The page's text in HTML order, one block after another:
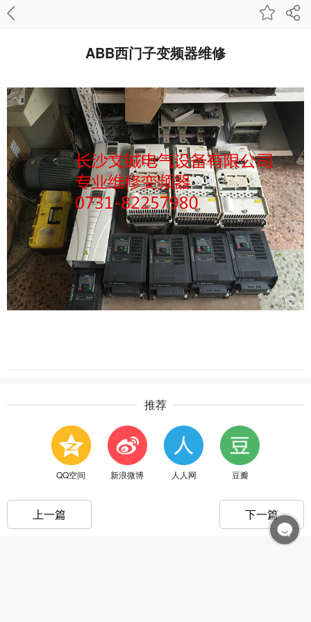
ABB西门子变频器维修
推荐
QQ空间 新浪微博 人人网 豆瓣
上一篇 下一篇